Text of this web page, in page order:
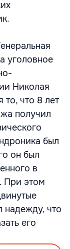
уголовное
Николая
что 8 лет
получил
был
он был
в
При этом
надежду, что
его